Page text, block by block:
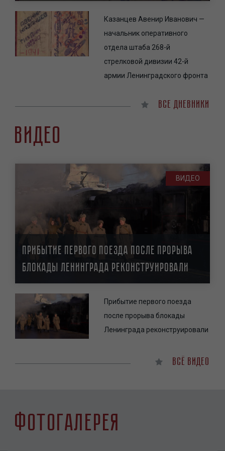
Казанцев Авенир Иванович —
начальник оперативного
отдела штаба 268-й
стрелковой дивизии 42-й
армии Ленинградского фронта
Все дневники
Видео
ВИДЕО
Прибытие первого поезда после прорыва
блокады Ленинграда реконструировали
Прибытие первого поезда
после прорыва блокады
Ленинграда реконструировали
Всё видео
Фотогалерея